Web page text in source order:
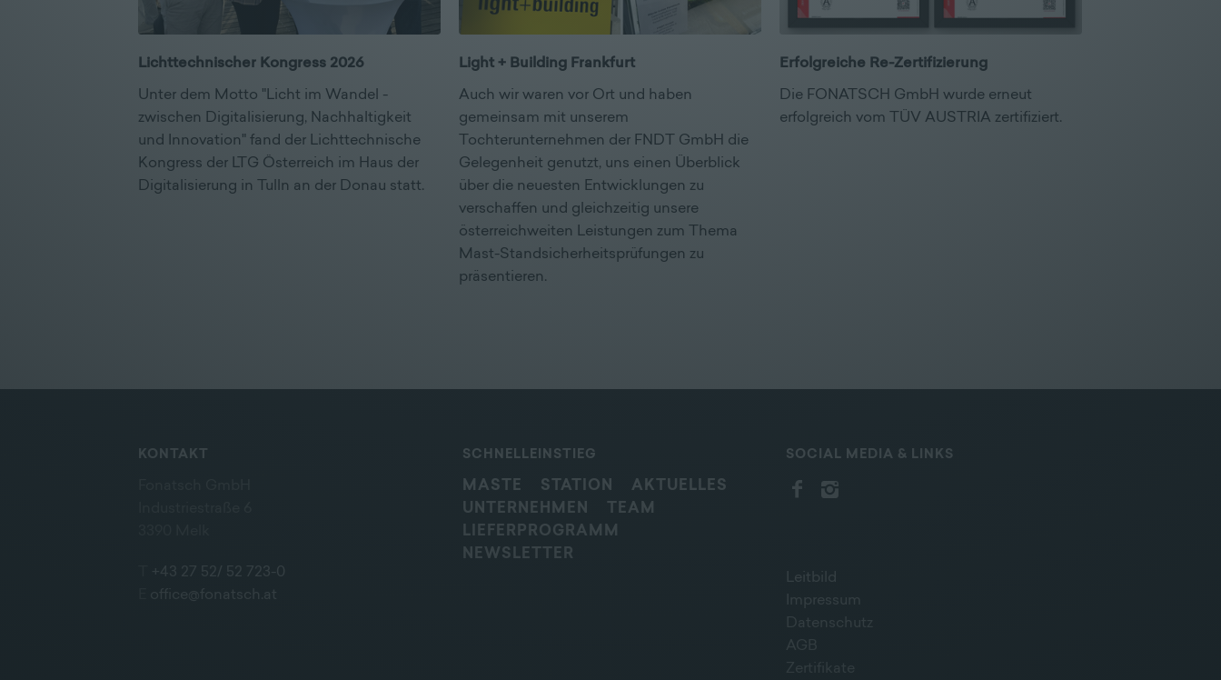
Lichttechnischer Kongress 2026
Unter dem Motto "Licht im Wandel -
zwischen Digitalisierung, Nachhaltigkeit
und Innovation" fand der Lichttechnische
Kongress der LTG Österreich im Haus der
Digitalisierung in Tulln an der Donau statt.
Light + Building Frankfurt
Auch wir waren vor Ort und haben
gemeinsam mit unserem
Tochterunternehmen der FNDT GmbH die
Gelegenheit genutzt, uns einen Überblick
über die neuesten Entwicklungen zu
verschaffen und gleichzeitig unsere
österreichweiten Leistungen zum Thema
Mast-Standsicherheitsprüfungen zu
präsentieren.
Erfolgreiche Re-Zertifizierung
Die FONATSCH GmbH wurde erneut
erfolgreich vom TÜV AUSTRIA zertifiziert.
KONTAKT
+43 27 52/ 52 723-0
office@fonatsch.at
SCHNELLEINSTIEG
MASTE STATION
AKTUELLES
UNTERNEHMEN
TEAM
LIEFERPROGRAMM
NEWSLETTER
SOCIAL MEDIA & LINKS
Leitbild
Impressum
Datenschutz
AGB